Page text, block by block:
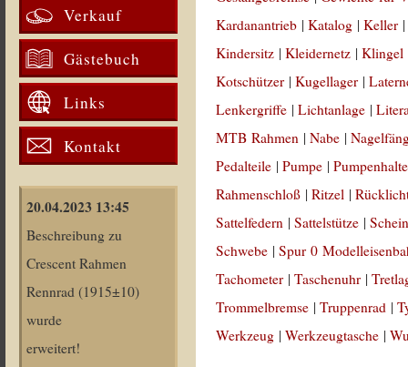
Verkauf
Gästebuch
Links
Kontakt
20.04.2023 13:45
Beschreibung zu
Crescent Rahmen
Rennrad (1915±10)
wurde
erweitert!
Kardanantrieb |Katalog |Keller
Kindersitz |Kleidernetz |Klingel
Kotschützer |Kugellager |
Lenkergriffe |Lichtanlage |
MTB Rahmen |Nabe |
Pedalteile |Pumpe |
Rahmenschloß |Ritzel |
Sattelfedern |Sattelstütze |
Schwebe |Spur 0
Tachometer |Taschenuhr |
Trommelbremse |Truppenrad |
Werkzeug |Werkzeugtasche |